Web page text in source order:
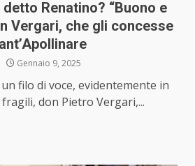
Renatino? “Buono e
Vergari, che gli concesse
Gennaio 9, 2025
filo di voce, evidentemente in
don Pietro Vergari,...